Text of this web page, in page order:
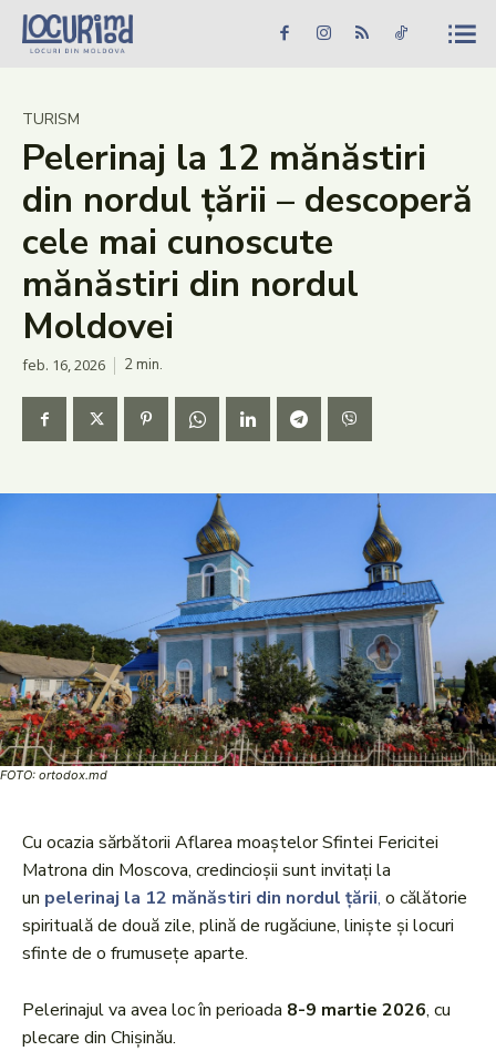
Caută în site... Căutare
Știri
Evenimente
Dezvoltare rurală
Turism
Vinării
Patrimoniu
Produs Acasă
TURISM
Pelerinaj la 12 mănăstiri
din nordul țării – descoperă
cele mai cunoscute
mănăstiri din nordul
Moldovei
feb. 16, 2026 2min.
FOTO: ortodox.md
Cu ocazia sărbătorii Aflarea moaștelor Sfintei Fericitei
Matrona din Moscova, credincioșii sunt invitați la
un pelerinaj la 12 mănăstiri din nordul țării, o călătorie
spirituală de două zile, plină de rugăciune, liniște și locuri
sfinte de o frumusețe aparte.
Pelerinajul va avea loc în perioada 8-9 martie 2026, cu
plecare din Chișinău.